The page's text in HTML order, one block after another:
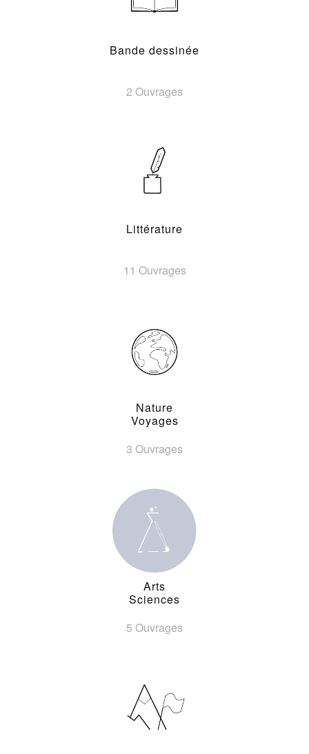
Bande dessinée
2 Ouvrages
Littérature
11 Ouvrages
Nature
Voyages
3 Ouvrages
Arts
Sciences
5 Ouvrages